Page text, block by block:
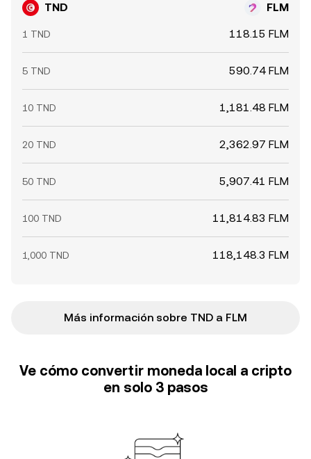
TND FLM
1 TND 118.15 FLM
5 TND 590.74 FLM
10 TND 1,181.48 FLM
20 TND 2,362.97 FLM
50 TND 5,907.41 FLM
100 TND 11,814.83 FLM
1,000 TND 118,148.3 FLM
Más información sobre TND a FLM
Ve cómo convertir moneda local a cripto
en solo 3 pasos